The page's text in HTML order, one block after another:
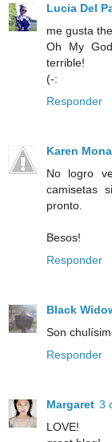
Lucia Del
me gusta
Oh My
terrible!
(-:
Responder
Karen
No logro
camisetas
pronto.
Besos!
Responder
Black
Son
Responder
Margaret 3
LOVE!